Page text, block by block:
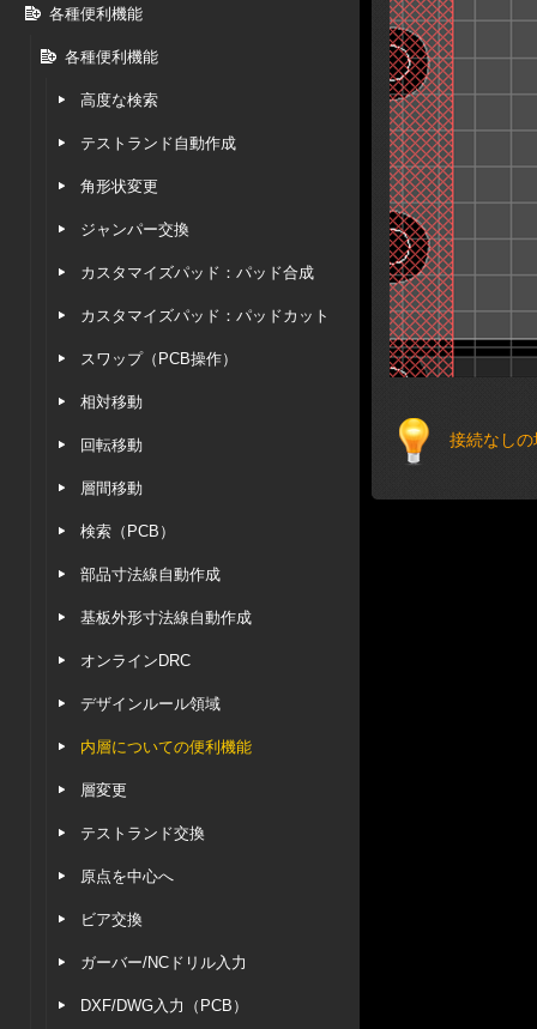
各種便利機能
各種便利機能
高度な検索
テストランド自動作成
角形状変更
ジャンパー交換
カスタマイズパッド：パッド合成
カスタマイズパッド：パッドカット
スワップ（PCB操作）
相対移動
回転移動
層間移動
検索（PCB）
部品寸法線自動作成
基板外形寸法線自動作成
オンラインDRC
デザインルール領域
内層についての便利機能
層変更
テストランド交換
原点を中心へ
ビア交換
ガーバー/NCドリル入力
DXF/DWG入力（PCB）
接続なし